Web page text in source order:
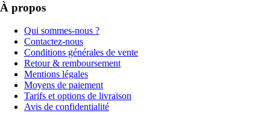
À propos
Qui sommes-nous ?
Contactez-nous
Conditions générales de vente
Retour & remboursement
Mentions légales
Moyens de paiement
Tarifs et options de livraison
Avis de confidentialité